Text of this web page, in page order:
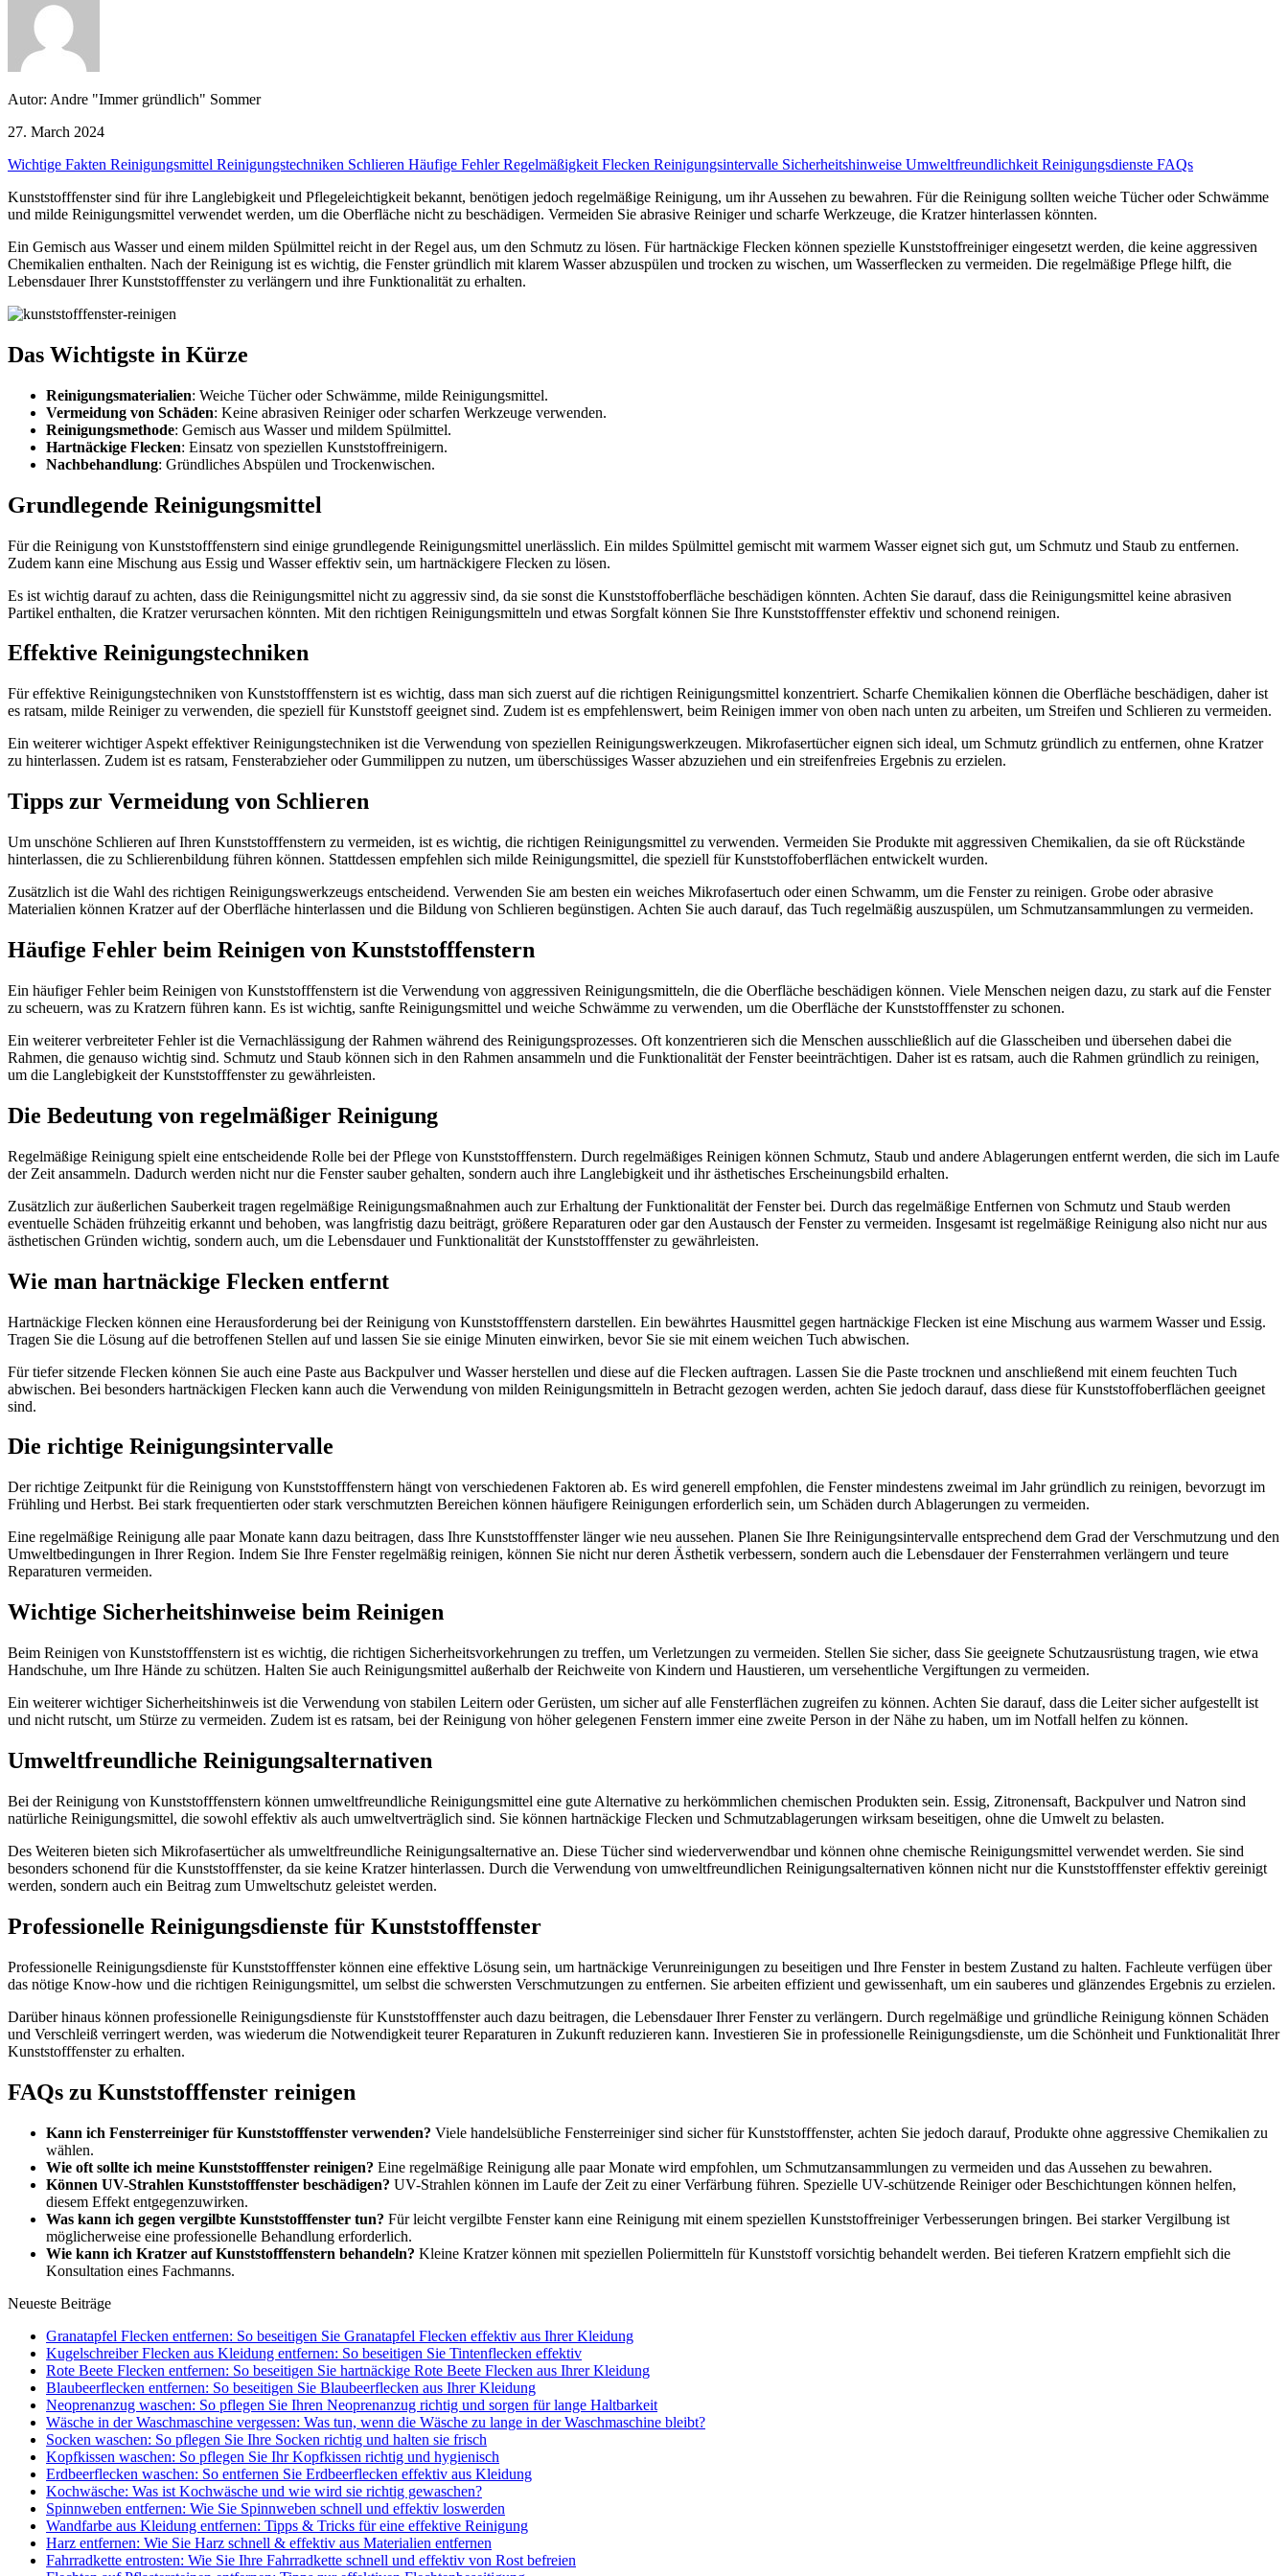
Autor: Andre "Immer gründlich" Sommer
27. March 2024
Wichtige Fakten Reinigungsmittel Reinigungstechniken Schlieren Häufige FehlerRegelmäßigkeit Flecken Reinigungsintervalle Sicherheitshinweise Umweltfreundlichkeit Reinigungsdienste FAQs
Kunststofffenster sind für ihre Langlebigkeit und Pflegeleichtigkeit bekannt, benötigen jedoch regelmäßige Reinigung, um ihr Aussehen zu bewahren. Für die Reinigung sollten weiche Tücher oder Schwämme
und milde Reinigungsmittel verwendet werden, um die Oberfläche nicht zu beschädigen. Vermeiden Sie abrasive Reiniger und scharfe Werkzeuge, die Kratzer hinterlassen könnten.
Ein Gemisch aus Wasser und einem milden Spülmittel reicht in der Regel aus, um den Schmutz zu lösen. Für hartnäckige Flecken können spezielle Kunststoffreiniger eingesetzt werden, die keine aggressiven
Chemikalien enthalten. Nach der Reinigung ist es wichtig, die Fenster gründlich mit klarem Wasser abzuspülen und trocken zu wischen, um Wasserflecken zu vermeiden. Die regelmäßige Pflege hilft, die
Lebensdauer Ihrer Kunststofffenster zu verlängern und ihre Funktionalität zu erhalten.
Das Wichtigste in Kürze
Reinigungsmaterialien: Weiche Tücher oder Schwämme, milde Reinigungsmittel.
Vermeidung von Schäden: Keine abrasiven Reiniger oder scharfen Werkzeuge verwenden.
Reinigungsmethode: Gemisch aus Wasser und mildem Spülmittel.
Hartnäckige Flecken: Einsatz von speziellen Kunststoffreinigern.
Nachbehandlung: Gründliches Abspülen und Trockenwischen.
Grundlegende Reinigungsmittel
Für die Reinigung von Kunststofffenstern sind einige grundlegende Reinigungsmittel unerlässlich. Ein mildes Spülmittel gemischt mit warmem Wasser eignet sich gut, um Schmutz und Staub zu entfernen.
Zudem kann eine Mischung aus Essig und Wasser effektiv sein, um hartnäckigere Flecken zu lösen.
Es ist wichtig darauf zu achten, dass die Reinigungsmittel nicht zu aggressiv sind, da sie sonst die Kunststoffoberfläche beschädigen könnten. Achten Sie darauf, dass die Reinigungsmittel keine abrasiven
Partikel enthalten, die Kratzer verursachen könnten. Mit den richtigen Reinigungsmitteln und etwas Sorgfalt können Sie Ihre Kunststofffenster effektiv und schonend reinigen.
Effektive Reinigungstechniken
Für effektive Reinigungstechniken von Kunststofffenstern ist es wichtig, dass man sich zuerst auf die richtigen Reinigungsmittel konzentriert. Scharfe Chemikalien können die Oberfläche beschädigen, daher ist
es ratsam, milde Reiniger zu verwenden, die speziell für Kunststoff geeignet sind. Zudem ist es empfehlenswert, beim Reinigen immer von oben nach unten zu arbeiten, um Streifen und Schlieren zu vermeiden.
Ein weiterer wichtiger Aspekt effektiver Reinigungstechniken ist die Verwendung von speziellen Reinigungswerkzeugen. Mikrofasertücher eignen sich ideal, um Schmutz gründlich zu entfernen, ohne Kratzer
zu hinterlassen. Zudem ist es ratsam, Fensterabzieher oder Gummilippen zu nutzen, um überschüssiges Wasser abzuziehen und ein streifenfreies Ergebnis zu erzielen.
Tipps zur Vermeidung von Schlieren
Um unschöne Schlieren auf Ihren Kunststofffenstern zu vermeiden, ist es wichtig, die richtigen Reinigungsmittel zu verwenden. Vermeiden Sie Produkte mit aggressiven Chemikalien, da sie oft Rückstände
hinterlassen, die zu Schlierenbildung führen können. Stattdessen empfehlen sich milde Reinigungsmittel, die speziell für Kunststoffoberflächen entwickelt wurden.
Zusätzlich ist die Wahl des richtigen Reinigungswerkzeugs entscheidend. Verwenden Sie am besten ein weiches Mikrofasertuch oder einen Schwamm, um die Fenster zu reinigen. Grobe oder abrasive
Materialien können Kratzer auf der Oberfläche hinterlassen und die Bildung von Schlieren begünstigen. Achten Sie auch darauf, das Tuch regelmäßig auszuspülen, um Schmutzansammlungen zu vermeiden.
Häufige Fehler beim Reinigen von Kunststofffenstern
Ein häufiger Fehler beim Reinigen von Kunststofffenstern ist die Verwendung von aggressiven Reinigungsmitteln, die die Oberfläche beschädigen können. Viele Menschen neigen dazu, zu stark auf die Fenster
zu scheuern, was zu Kratzern führen kann. Es ist wichtig, sanfte Reinigungsmittel und weiche Schwämme zu verwenden, um die Oberfläche der Kunststofffenster zu schonen.
Ein weiterer verbreiteter Fehler ist die Vernachlässigung der Rahmen während des Reinigungsprozesses. Oft konzentrieren sich die Menschen ausschließlich auf die Glasscheiben und übersehen dabei die
Rahmen, die genauso wichtig sind. Schmutz und Staub können sich in den Rahmen ansammeln und die Funktionalität der Fenster beeinträchtigen. Daher ist es ratsam, auch die Rahmen gründlich zu reinigen,
um die Langlebigkeit der Kunststofffenster zu gewährleisten.
Die Bedeutung von regelmäßiger Reinigung
Regelmäßige Reinigung spielt eine entscheidende Rolle bei der Pflege von Kunststofffenstern. Durch regelmäßiges Reinigen können Schmutz, Staub und andere Ablagerungen entfernt werden, die sich im Laufe
der Zeit ansammeln. Dadurch werden nicht nur die Fenster sauber gehalten, sondern auch ihre Langlebigkeit und ihr ästhetisches Erscheinungsbild erhalten.
Zusätzlich zur äußerlichen Sauberkeit tragen regelmäßige Reinigungsmaßnahmen auch zur Erhaltung der Funktionalität der Fenster bei. Durch das regelmäßige Entfernen von Schmutz und Staub werden
eventuelle Schäden frühzeitig erkannt und behoben, was langfristig dazu beiträgt, größere Reparaturen oder gar den Austausch der Fenster zu vermeiden. Insgesamt ist regelmäßige Reinigung also nicht nur aus
ästhetischen Gründen wichtig, sondern auch, um die Lebensdauer und Funktionalität der Kunststofffenster zu gewährleisten.
Wie man hartnäckige Flecken entfernt
Hartnäckige Flecken können eine Herausforderung bei der Reinigung von Kunststofffenstern darstellen. Ein bewährtes Hausmittel gegen hartnäckige Flecken ist eine Mischung aus warmem Wasser und Essig.
Tragen Sie die Lösung auf die betroffenen Stellen auf und lassen Sie sie einige Minuten einwirken, bevor Sie sie mit einem weichen Tuch abwischen.
Für tiefer sitzende Flecken können Sie auch eine Paste aus Backpulver und Wasser herstellen und diese auf die Flecken auftragen. Lassen Sie die Paste trocknen und anschließend mit einem feuchten Tuch
abwischen. Bei besonders hartnäckigen Flecken kann auch die Verwendung von milden Reinigungsmitteln in Betracht gezogen werden, achten Sie jedoch darauf, dass diese für Kunststoffoberflächen geeignet
sind.
Die richtige Reinigungsintervalle
Der richtige Zeitpunkt für die Reinigung von Kunststofffenstern hängt von verschiedenen Faktoren ab. Es wird generell empfohlen, die Fenster mindestens zweimal im Jahr gründlich zu reinigen, bevorzugt im
Frühling und Herbst. Bei stark frequentierten oder stark verschmutzten Bereichen können häufigere Reinigungen erforderlich sein, um Schäden durch Ablagerungen zu vermeiden.
Eine regelmäßige Reinigung alle paar Monate kann dazu beitragen, dass Ihre Kunststofffenster länger wie neu aussehen. Planen Sie Ihre Reinigungsintervalle entsprechend dem Grad der Verschmutzung und den
Umweltbedingungen in Ihrer Region. Indem Sie Ihre Fenster regelmäßig reinigen, können Sie nicht nur deren Ästhetik verbessern, sondern auch die Lebensdauer der Fensterrahmen verlängern und teure
Reparaturen vermeiden.
Wichtige Sicherheitshinweise beim Reinigen
Beim Reinigen von Kunststofffenstern ist es wichtig, die richtigen Sicherheitsvorkehrungen zu treffen, um Verletzungen zu vermeiden. Stellen Sie sicher, dass Sie geeignete Schutzausrüstung tragen, wie etwa
Handschuhe, um Ihre Hände zu schützen. Halten Sie auch Reinigungsmittel außerhalb der Reichweite von Kindern und Haustieren, um versehentliche Vergiftungen zu vermeiden.
Ein weiterer wichtiger Sicherheitshinweis ist die Verwendung von stabilen Leitern oder Gerüsten, um sicher auf alle Fensterflächen zugreifen zu können. Achten Sie darauf, dass die Leiter sicher aufgestellt ist
und nicht rutscht, um Stürze zu vermeiden. Zudem ist es ratsam, bei der Reinigung von höher gelegenen Fenstern immer eine zweite Person in der Nähe zu haben, um im Notfall helfen zu können.
Umweltfreundliche Reinigungsalternativen
Bei der Reinigung von Kunststofffenstern können umweltfreundliche Reinigungsmittel eine gute Alternative zu herkömmlichen chemischen Produkten sein. Essig, Zitronensaft, Backpulver und Natron sind
natürliche Reinigungsmittel, die sowohl effektiv als auch umweltverträglich sind. Sie können hartnäckige Flecken und Schmutzablagerungen wirksam beseitigen, ohne die Umwelt zu belasten.
Des Weiteren bieten sich Mikrofasertücher als umweltfreundliche Reinigungsalternative an. Diese Tücher sind wiederverwendbar und können ohne chemische Reinigungsmittel verwendet werden. Sie sind
besonders schonend für die Kunststofffenster, da sie keine Kratzer hinterlassen. Durch die Verwendung von umweltfreundlichen Reinigungsalternativen können nicht nur die Kunststofffenster effektiv gereinigt
werden, sondern auch ein Beitrag zum Umweltschutz geleistet werden.
Professionelle Reinigungsdienste für Kunststofffenster
Professionelle Reinigungsdienste für Kunststofffenster können eine effektive Lösung sein, um hartnäckige Verunreinigungen zu beseitigen und Ihre Fenster in bestem Zustand zu halten. Fachleute verfügen über
das nötige Know-how und die richtigen Reinigungsmittel, um selbst die schwersten Verschmutzungen zu entfernen. Sie arbeiten effizient und gewissenhaft, um ein sauberes und glänzendes Ergebnis zu erzielen.
Darüber hinaus können professionelle Reinigungsdienste für Kunststofffenster auch dazu beitragen, die Lebensdauer Ihrer Fenster zu verlängern. Durch regelmäßige und gründliche Reinigung können Schäden
und Verschleiß verringert werden, was wiederum die Notwendigkeit teurer Reparaturen in Zukunft reduzieren kann. Investieren Sie in professionelle Reinigungsdienste, um die Schönheit und Funktionalität Ihrer
Kunststofffenster zu erhalten.
FAQs zu Kunststofffenster reinigen
Kann ich Fensterreiniger für Kunststofffenster verwenden? Viele handelsübliche Fensterreiniger sind sicher für Kunststofffenster, achten Sie jedoch darauf, Produkte ohne aggressive Chemikalien zu
wählen.
Wie oft sollte ich meine Kunststofffenster reinigen? Eine regelmäßige Reinigung alle paar Monate wird empfohlen, um Schmutzansammlungen zu vermeiden und das Aussehen zu bewahren.
Können UV-Strahlen Kunststofffenster beschädigen? UV-Strahlen können im Laufe der Zeit zu einer Verfärbung führen. Spezielle UV-schützende Reiniger oder Beschichtungen können helfen,
diesem Effekt entgegenzuwirken.
Was kann ich gegen vergilbte Kunststofffenster tun? Für leicht vergilbte Fenster kann eine Reinigung mit einem speziellen Kunststoffreiniger Verbesserungen bringen. Bei starker Vergilbung ist
möglicherweise eine professionelle Behandlung erforderlich.
Wie kann ich Kratzer auf Kunststofffenstern behandeln? Kleine Kratzer können mit speziellen Poliermitteln für Kunststoff vorsichtig behandelt werden. Bei tieferen Kratzern empfiehlt sich die
Konsultation eines Fachmanns.
Neueste Beiträge
Granatapfel Flecken entfernen: So beseitigen Sie Granatapfel Flecken effektiv aus Ihrer Kleidung
Kugelschreiber Flecken aus Kleidung entfernen: So beseitigen Sie Tintenflecken effektiv
Rote Beete Flecken entfernen: So beseitigen Sie hartnäckige Rote Beete Flecken aus Ihrer Kleidung
Blaubeerflecken entfernen: So beseitigen Sie Blaubeerflecken aus Ihrer Kleidung
Neoprenanzug waschen: So pflegen Sie Ihren Neoprenanzug richtig und sorgen für lange Haltbarkeit
Wäsche in der Waschmaschine vergessen: Was tun, wenn die Wäsche zu lange in der Waschmaschine bleibt?
Socken waschen: So pflegen Sie Ihre Socken richtig und halten sie frisch
Kopfkissen waschen: So pflegen Sie Ihr Kopfkissen richtig und hygienisch
Erdbeerflecken waschen: So entfernen Sie Erdbeerflecken effektiv aus Kleidung
Kochwäsche: Was ist Kochwäsche und wie wird sie richtig gewaschen?
Spinnweben entfernen: Wie Sie Spinnweben schnell und effektiv loswerden
Wandfarbe aus Kleidung entfernen: Tipps & Tricks für eine effektive Reinigung
Harz entfernen: Wie Sie Harz schnell & effektiv aus Materialien entfernen
Fahrradkette entrosten: Wie Sie Ihre Fahrradkette schnell und effektiv von Rost befreien